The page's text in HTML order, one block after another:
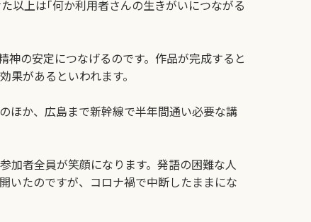
以上は｢何か利用者さんの生きがいにつながる
の安定につなげるのです。作品が完成すると
があるといわれます。
ほか、広島まで新幹線で半年間通い必要な講
加者全員が笑顔になります。発語の困難な人
いたのですが、コロナ禍で中断したままにな